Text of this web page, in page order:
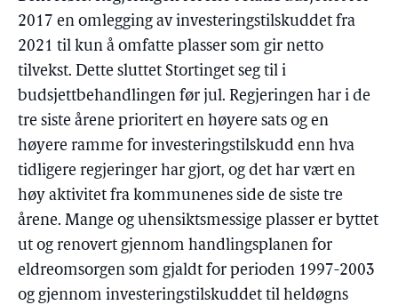
2017 en omlegging av investeringstilskuddet fra
2021 til kun å omfatte plasser som gir netto
tilvekst. Dette sluttet Stortinget seg til i
budsjettbehandlingen før jul. Regjeringen har i de
tre siste årene prioritert en høyere sats og en
høyere ramme for investeringstilskudd enn hva
tidligere regjeringer har gjort, og det har vært en
høy aktivitet fra kommunenes side de siste tre
årene. Mange og uhensiktsmessige plasser er byttet
ut og renovert gjennom handlingsplanen for
eldreomsorgen som gjaldt for perioden 1997-2003
og gjennom investeringstilskuddet til heldøgns